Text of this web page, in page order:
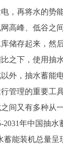
，再将水的势
高峰、低谷之
储存起来，然
之下，使用抽
外，抽水蓄能
管理的重要工
间又有多种从
2031年中国抽水
蓄能装机总量呈